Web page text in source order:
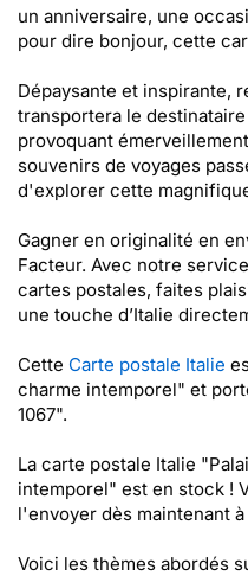
un anniversaire, une
pour dire bonjour, cette
Dépaysante et inspirante,
transportera le
provoquant
souvenirs de voyages
d'explorer cette
Gagner en originalité en
Facteur. Avec notre
cartes postales, faites
une touche d’Italie
Cette Carte postale Italie
charme intemporel" et
1067".
La carte postale Italie
intemporel" est en stock !
l'envoyer dès maintenant
Voici les thèmes abordés